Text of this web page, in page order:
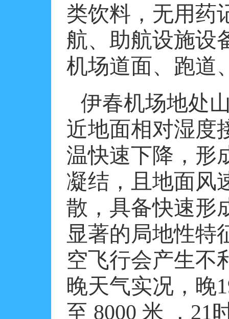
类饮料，无用药
航、助航设施设
机场道面、跑道
伊春机场地处
近地面相对湿度
温快速下降，形
凝结，且地面风
散，具备快速形
显著的局地性特
空飞行会产生不
晚天气实况，晚
至 8000 米 ， 21